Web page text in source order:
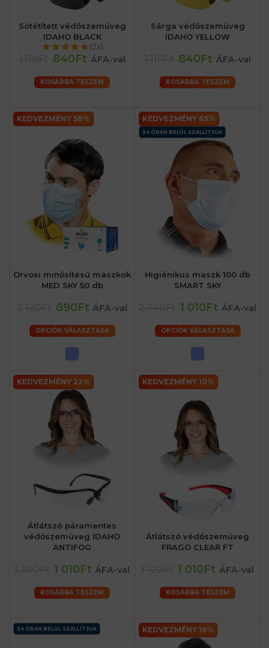
Sötétített védőszemüveg
IDAHO BLACK
(2x)
840Ft ÁFA-val
KOSÁRBA TESZEM
Sárga védőszemüveg
IDAHO YELLOW
840Ft ÁFA-val
KOSÁRBA TESZEM
KEDVEZMÉNY 58%
Orvosi minősítésű maszkok
MED SKY 50 db
890Ft ÁFA-val
OPCIÓK VÁLASZTÁSA
KEDVEZMÉNY 63%
24 ÓRÁN BELÜL SZÁLLÍTJUK
Higiénikus maszk 100 db
SMART SKY
1 010Ft ÁFA-val
OPCIÓK VÁLASZTÁSA
KEDVEZMÉNY 22%
Átlátszó páramentes
védőszemüveg IDAHO
ANTIFOG
1 010Ft ÁFA-val
KOSÁRBA TESZEM
KEDVEZMÉNY 10%
Átlátszó védőszemüveg
FRAGO CLEAR FT
1 010Ft ÁFA-val
KOSÁRBA TESZEM
24 ÓRÁN BELÜL SZÁLLÍTJUK KEDVEZMÉNY 16%